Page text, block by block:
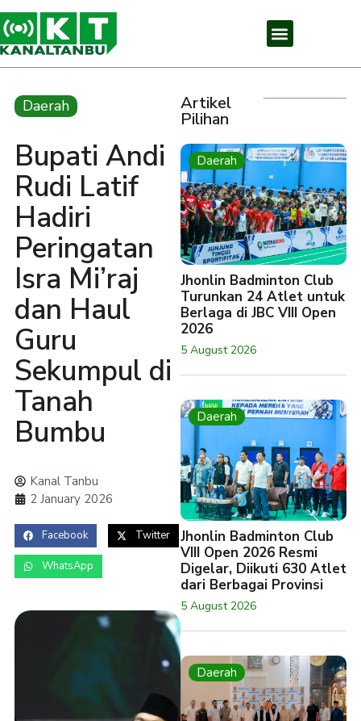
Daerah
Bupati Andi
Rudi Latif
Hadiri
Peringatan
Isra Mi’raj
dan Haul
Guru
Sekumpul di
Tanah
Bumbu
Kanal Tanbu
2 January 2026
Facebook Twitter
WhatsApp
Artikel
Pilihan
Daerah
Jhonlin Badminton Club
Turunkan 24 Atlet untuk
Berlaga di JBC VIII Open
2026
5 August 2026
Daerah
Jhonlin Badminton Club
VIII Open 2026 Resmi
Digelar, Diikuti 630 Atlet
dari Berbagai Provinsi
5 August 2026
Daerah